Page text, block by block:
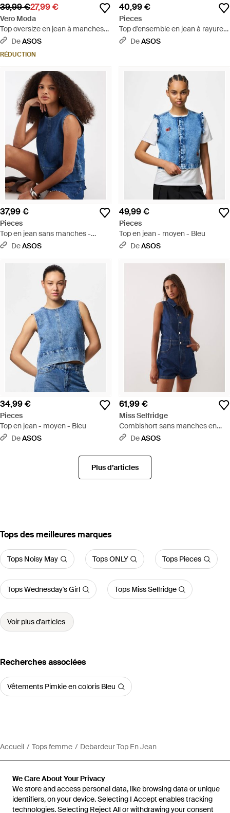
We Care About Your Privacy
We store and access personal data, like browsing data or unique
identifiers, on your device. Selecting I Accept enables tracking
technologies. Selecting Reject All or withdrawing your consent
39,99 €27,99 €
Vero Moda
Top oversize en jean à manches
mi-longues - clair délavé - Bleu
DeASOS
RÉDUCTION
40,99 €
Pieces
Top d'ensemble en jean à rayures
avec encolure carrée - bleu clair
DeASOS
37,99 €
Pieces
Top en jean sans manches -
moyen - Bleu
DeASOS
49,99 €
Pieces
Top en jean - moyen - Bleu
DeASOS
34,99 €
Pieces
Top en jean - moyen - Bleu
DeASOS
61,99 €
Miss Selfridge
Combishort sans manches en
jean à surpiqûres - indigo délavé -
DeASOS
Plus d’articles
‪Tops‬ des meilleures marques
Tops Noisy May Tops ONLY Tops Pieces
Tops Wednesday's Girl Tops Miss Selfridge
Voir plus d'articles
Recherches associées
Vêtements Pimkie en coloris Bleu
Accueil Tops femme Debardeur Top En Jean
Aide et infos